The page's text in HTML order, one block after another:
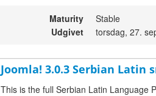
Maturity
Stable
Udgivet
torsdag, 27.
Joomla! 3.0.3 Serbian Latin
This is the full Serbian Latin Language